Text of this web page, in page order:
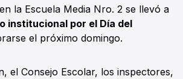
la Escuela Media Nro. 2 se llevó a
institucional por el Día del
el próximo domingo.
el Consejo Escolar, los inspectores,